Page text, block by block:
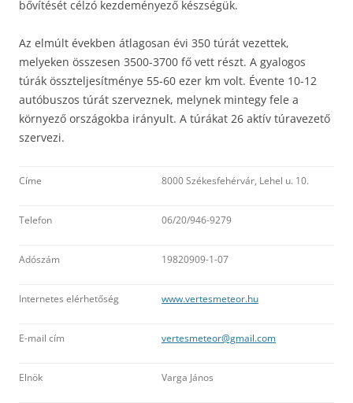
bővítését célzó kezdeményező készségük.
Az elmúlt években átlagosan évi 350 túrát vezettek,
melyeken összesen 3500-3700 fő vett részt. A gyalogos
túrák összteljesítménye 55-60 ezer km volt. Évente 10-12
autóbuszos túrát szerveznek, melynek mintegy fele a
környező országokba irányult. A túrákat 26 aktív túravezető
szervezi.
Címe 8000 Székesfehérvár, Lehel u. 10.
Telefon 06/20/946-9279
Adószám 19820909-1-07
Internetes elérhetőség www.vertesmeteor.hu
E-mail cím vertesmeteor@gmail.com
Elnök Varga János